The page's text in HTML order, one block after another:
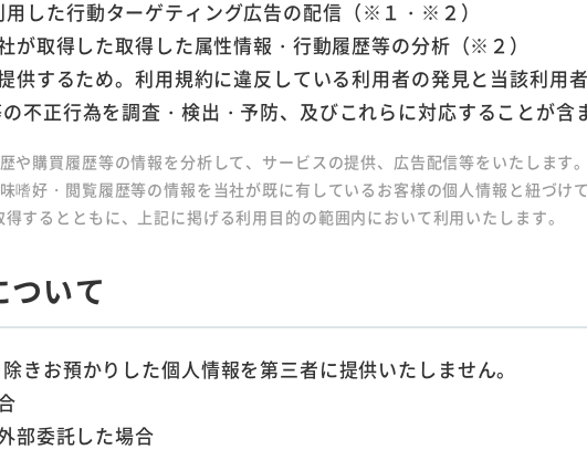
した行動ターゲティング広告の配信（※１・※２）
が取得した取得した属性情報・行動履歴等の分析（※２）
供するため。利用規約に違反している利用者の発見と当該利用
不正行為を調査・検出・予防、及びこれらに対応することが含
や購買履歴等の情報を分析して、サービスの提供、広告配信等をいたします。
嗜好・閲覧履歴等の情報を当社が既に有しているお客様の個人情報と紐づけ
するとともに、上記に掲げる利用目的の範囲内において利用いたします。
ついて
きお預かりした個人情報を第三者に提供いたしません。
部委託した場合